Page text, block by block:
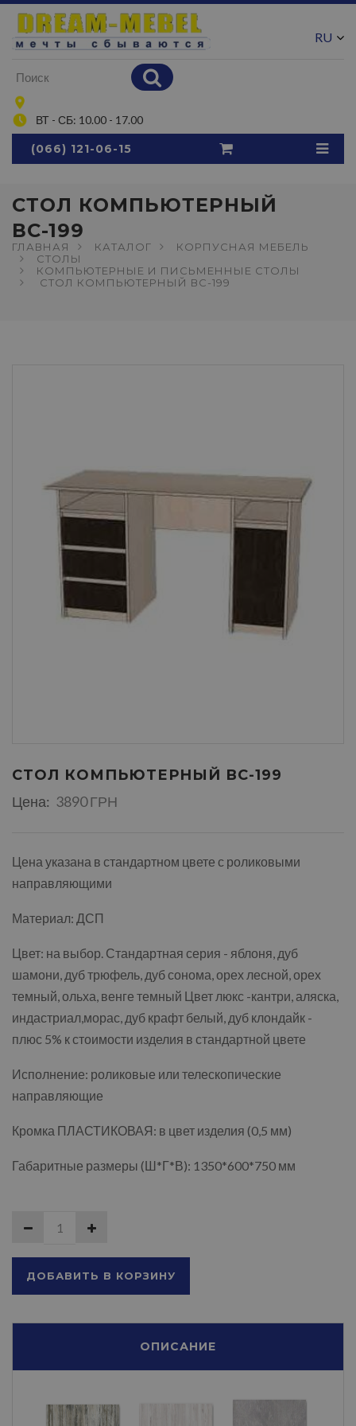
ВТ - СБ: 10.00 - 17.00
RU
(066) 121-06-15
СТОЛ КОМПЬЮТЕРНЫЙ
ВС-199
ГЛАВНАЯ КАТАЛОГ
КОРПУСНАЯ МЕБЕЛЬ
СТОЛЫ
КОМПЬЮТЕРНЫЕ И ПИСЬМЕННЫЕ СТОЛЫ
СТОЛ КОМПЬЮТЕРНЫЙ ВС-199
СТОЛ КОМПЬЮТЕРНЫЙ ВС-199
Цена: 3890 ГРН
Цена указана в стандартном цвете с роликовыми
направляющими
Материал: ДСП
Цвет: на выбор. Стандартная серия - яблоня, дуб
шамони, дуб трюфель, дуб сонома, орех лесной, орех
темный, ольха, венге темный Цвет люкс -кантри, аляска,
индастриал,морас, дуб крафт белый, дуб клондайк -
плюс 5% к стоимости изделия в стандартной цвете
Исполнение: роликовые или телескопические
направляющие
Кромка ПЛАСТИКОВАЯ: в цвет изделия (0,5 мм)
Габаритные размеры (Ш*Г*В): 1350*600*750 мм
ДОБАВИТЬ В КОРЗИНУ
ОПИСАНИЕ